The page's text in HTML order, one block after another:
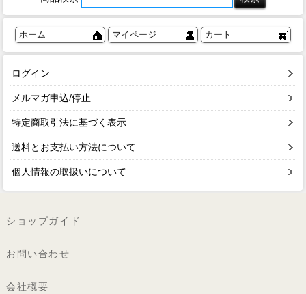
ホーム マイページ カート
ログイン
メルマガ申込/停止
特定商取引法に基づく表示
送料とお支払い方法について
個人情報の取扱いについて
ショップガイド
お問い合わせ
会社概要